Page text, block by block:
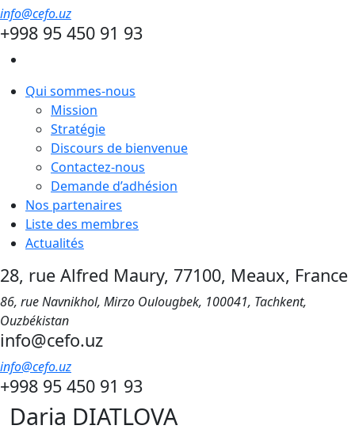
info@cefo.uz
+998 95 450 91 93
Qui sommes-nous
Mission
Stratégie
Discours de bienvenue
Contactez-nous
Demande d’adhésion
Nos partenaires
Liste des membres
Actualités
28, rue Alfred Maury, 77100, Meaux, France
86, rue Navnikhol, Mirzo Oulougbek, 100041, Tachkent,
Ouzbékistan
info@cefo.uz
info@cefo.uz
+998 95 450 91 93
Daria DIATLOVA